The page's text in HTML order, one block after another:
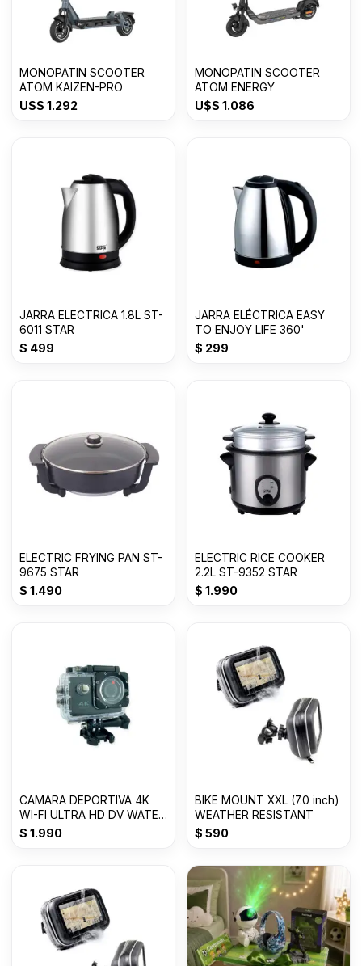
MONOPATIN SCOOTER
ATOM KAIZEN-PRO
U$S 1.292
MONOPATIN SCOOTER
ATOM ENERGY
U$S 1.086
JARRA ELECTRICA 1.8L ST-
6011 STAR
$ 499
JARRA ELÉCTRICA EASY
TO ENJOY LIFE 360'
$ 299
ELECTRIC FRYING PAN ST-
9675 STAR
$ 1.490
ELECTRIC RICE COOKER
2.2L ST-9352 STAR
$ 1.990
CAMARA DEPORTIVA 4K
WI-FI ULTRA HD DV WATER
RESISTANT 30M
$ 1.990
BIKE MOUNT XXL (7.0 inch)
WEATHER RESISTANT
$ 590